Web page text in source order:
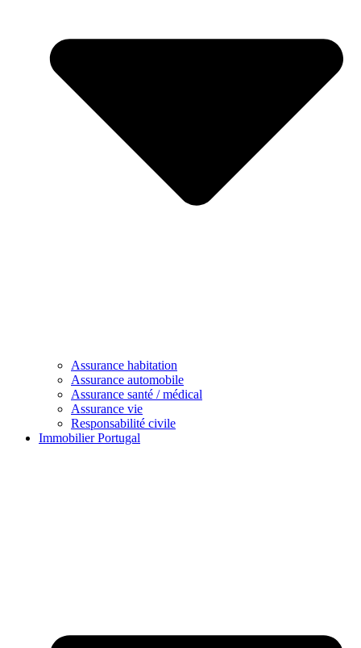
Assurance habitation
Assurance automobile
Assurance santé / médical
Assurance vie
Responsabilité civile
Immobilier Portugal